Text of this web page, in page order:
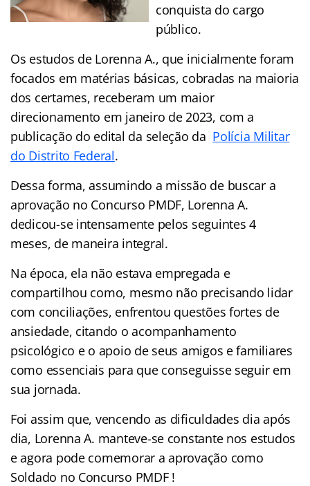
conquista do cargo
público.
Os estudos de Lorenna A., que inicialmente foram
focados em matérias básicas, cobradas na maioria
dos certames, receberam um maior
direcionamento em janeiro de 2023, com a
publicação do edital da seleção da Polícia Militar
do Distrito Federal.
Dessa forma, assumindo a missão de buscar a
aprovação no Concurso PMDF, Lorenna A.
dedicou-se intensamente pelos seguintes 4
meses, de maneira integral.
Na época, ela não estava empregada e
compartilhou como, mesmo não precisando lidar
com conciliações, enfrentou questões fortes de
ansiedade, citando o acompanhamento
psicológico e o apoio de seus amigos e familiares
como essenciais para que conseguisse seguir em
sua jornada.
Foi assim que, vencendo as dificuldades dia após
dia, Lorenna A. manteve-se constante nos estudos
e agora pode comemorar a aprovação como
Soldado no Concurso PMDF !